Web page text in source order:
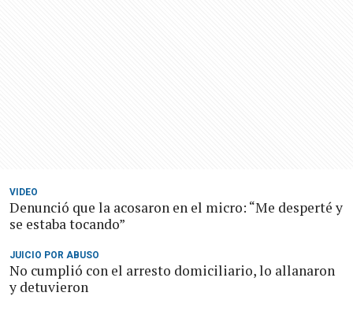
VIDEO
Denunció que la acosaron en el micro: “Me desperté y
se estaba tocando”
JUICIO POR ABUSO
No cumplió con el arresto domiciliario, lo allanaron
y detuvieron